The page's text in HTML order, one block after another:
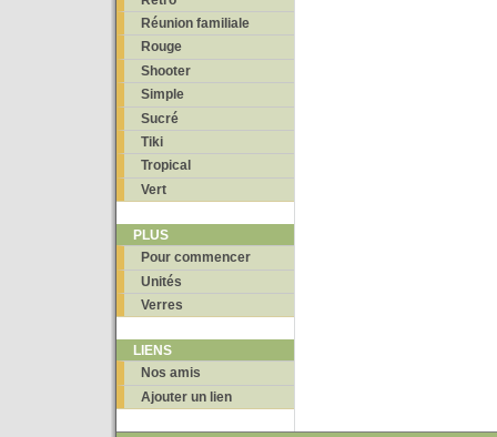
Réunion familiale
Rouge
Shooter
Simple
Sucré
Tiki
Tropical
Vert
PLUS
Pour commencer
Unités
Verres
LIENS
Nos amis
Ajouter un lien